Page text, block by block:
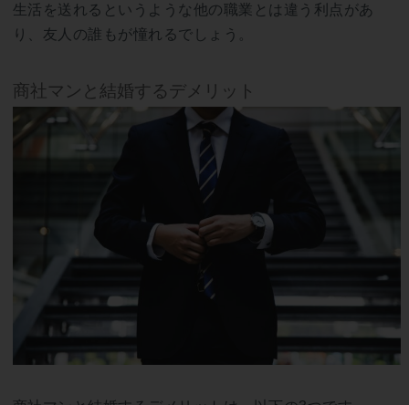
生活を送れるというような他の職業とは違う利点があ
り、友人の誰もが憧れるでしょう。
商社マンと結婚するデメリット